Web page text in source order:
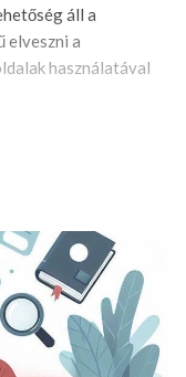
áll a
elveszni a
használatával